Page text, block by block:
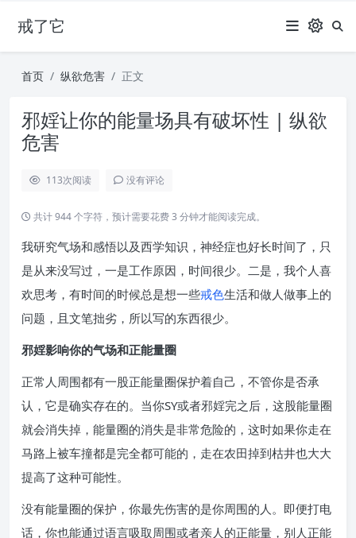
戒了它
首页 纵欲危害 正文
邪婬让你的能量场具有破坏性 | 纵欲
危害
113次阅读 没有评论
共计 944 个字符，预计需要花费 3 分钟才能阅读完成。
我研究气场和感悟以及西学知识，神经症也好长时间了，只
是从来没写过，一是工作原因，时间很少。二是，我个人喜
欢思考，有时间的时候总是想一些戒色生活和做人做事上的
问题，且文笔拙劣，所以写的东西很少。
邪婬影响你的气场和正能量圈
正常人周围都有一股正能量圈保护着自己，不管你是否承
认，它是确实存在的。当你SY或者邪婬完之后，这股能量圈
就会消失掉，能量圈的消失是非常危险的，这时如果你走在
马路上被车撞都是完全都可能的，走在农田掉到枯井也大大
提高了这种可能性。
没有能量圈的保护，你最先伤害的是你周围的人。即便打电
话，你也能通过语言吸取周围或者亲人的正能量，别人正能